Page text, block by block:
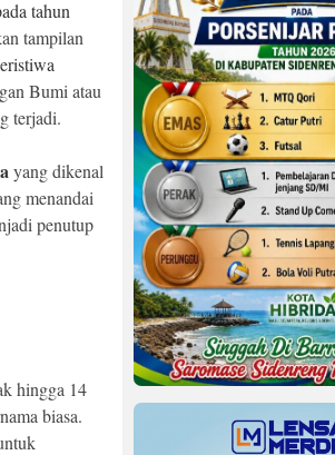
tahun
tampilan
Bumi atau
terjadi.
yang dikenal
menandai
penutup
hingga 14
biasa.